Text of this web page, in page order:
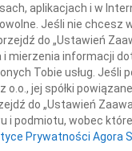
aplikacjach i w
Jeśli nie chcesz
do „Ustawień
i mierzenia informacji
Tobie usług. Jeśli
jej spółki
do „Ustawień
podmiotu, wobec
Prywatności Agora